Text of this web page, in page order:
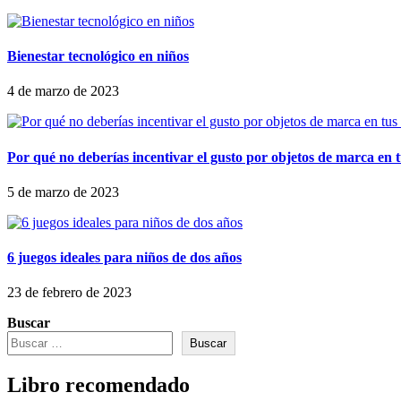
Bienestar tecnológico en niños
4 de marzo de 2023
Por qué no deberías incentivar el gusto por objetos de marca en
5 de marzo de 2023
6 juegos ideales para niños de dos años
23 de febrero de 2023
Buscar
Buscar
Libro recomendado